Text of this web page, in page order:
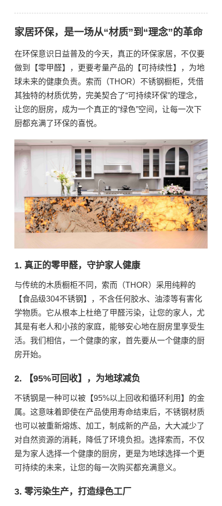
家居环保，是一场从“材质”到“理念”的革命
在环保意识日益普及的今天，真正的环保家居，不仅要
做到【零甲醛】，更要考量产品的【可持续性】，为地
球未来的健康负责。索而（THOR）不锈钢橱柜，凭借
其独特的材质优势，完美契合了“可持续环保”的理念，
让您的厨房，成为一个真正的“绿色”空间，让每一次下
厨都充满了环保的喜悦。
1. 真正的零甲醛，守护家人健康
与传统的木质橱柜不同，索而（THOR）采用纯粹的
【食品级304不锈钢】，不含任何胶水、油漆等有害化
学物质。它从根本上杜绝了甲醛污染，让您的家人，尤
其是有老人和小孩的家庭，能够安心地在厨房里享受生
活。我们相信，一个健康的家，首先要从一个健康的厨
房开始。
2. 【95%可回收】，为地球减负
不锈钢是一种可以被【95%以上回收和循环利用】的金
属。这意味着即使在产品使用寿命结束后，不锈钢材质
也可以被重新熔炼、加工，制成新的产品，大大减少了
对自然资源的消耗，降低了环境负担。选择索而，不仅
是为家人选择一个健康的厨房，更是为地球选择一个更
可持续的未来，让您的每一次购买都充满意义。
3. 零污染生产，打造绿色工厂